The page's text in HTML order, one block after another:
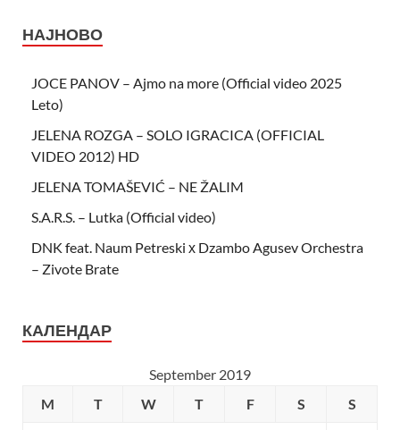
НАЈНОВО
JOCE PANOV – Ajmo na more (Official video 2025
Leto)
JELENA ROZGA – SOLO IGRACICA (OFFICIAL
VIDEO 2012) HD
JELENA TOMAŠEVIĆ – NE ŽALIM
S.A.R.S. – Lutka (Official video)
DNK feat. Naum Petreski х Dzambo Agusev Orchestra
– Zivote Brate
КАЛЕНДАР
September 2019
M
T W T F S S